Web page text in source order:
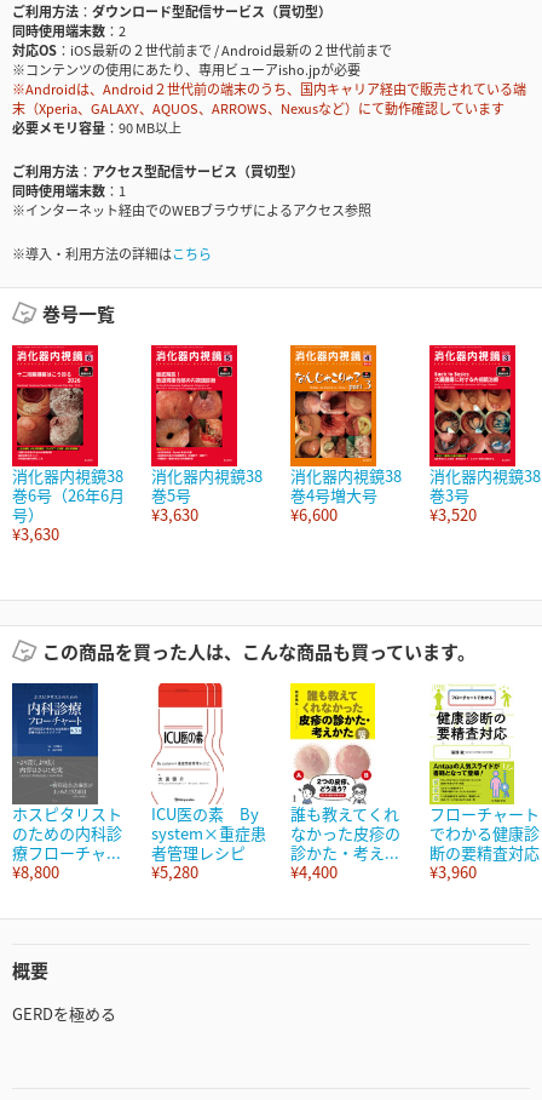
ご利用方法
ダウンロード型配信サービス（買切型）
同時使用端末数
2
対応OS
iOS最新の２世代前まで / Android最新の２世代前まで
※コンテンツの使用にあたり、専用ビューアisho.jpが必要
※Androidは、Android２世代前の端末のうち、国内キャリア経由で販売されている端
末（Xperia、GALAXY、AQUOS、ARROWS、Nexusなど）にて動作確認しています
必要メモリ容量
90 MB以上
ご利用方法
アクセス型配信サービス（買切型）
同時使用端末数
1
※インターネット経由でのWEBブラウザによるアクセス参照
※導入・利用方法の詳細はこちら
巻号一覧
消化器内視鏡38
巻6号（26年6月
号）
¥3,630
消化器内視鏡38
巻5号
¥3,630
消化器内視鏡38
巻4号増大号
¥6,600
消化器内視鏡38
巻3号
¥3,520
この商品を買った人は、こんな商品も買っています。
ホスピタリスト
のための内科診
療フローチャ...
¥8,800
ICU医の素 By
system×重症患
者管理レシピ
¥5,280
誰も教えてくれ
なかった皮疹の
診かた・考え...
¥4,400
フローチャート
でわかる健康診
断の要精査対応
¥3,960
概要
GERDを極める